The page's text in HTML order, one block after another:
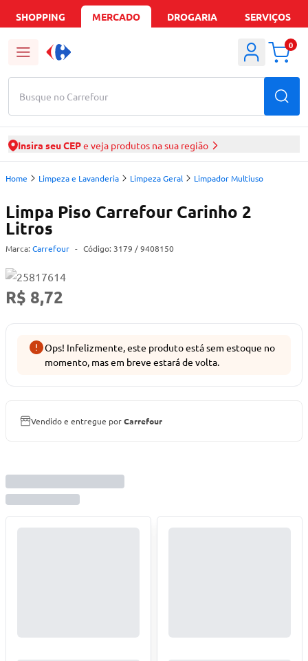
SHOPPING MERCADO DROGARIA SERVIÇOS
Busque no Carrefour
0
Insira seu CEPe veja produtos na sua região
Home Limpeza e Lavanderia Limpeza Geral Limpador Multiuso
Limpa Piso Carrefour Carinho 2
Litros
Marca: Carrefour - Código: 3179 / 9408150
R$ 8,72
Ops! Infelizmente, este produto está sem estoque no
momento, mas em breve estará de volta.
Vendido e entregue porCarrefour